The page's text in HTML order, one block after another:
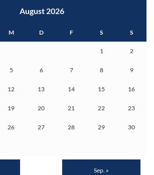
August 2026
M D F S S
1 2
5 6 7 8 9
12 13 14 15 16
19 20 21 22 23
26 27 28 29 30
Sep. »